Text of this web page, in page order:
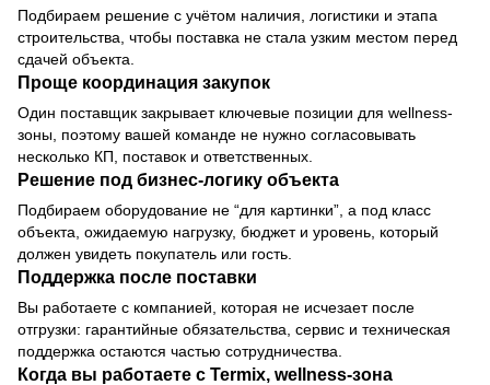
Подбираем решение с учётом наличия, логистики и этапа
строительства, чтобы поставка не стала узким местом перед
сдачей объекта.
Проще координация закупок
Один поставщик закрывает ключевые позиции для wellness-
зоны, поэтому вашей команде не нужно согласовывать
несколько КП, поставок и ответственных.
Решение под бизнес-логику объекта
Подбираем оборудование не “для картинки”, а под класс
объекта, ожидаемую нагрузку, бюджет и уровень, который
должен увидеть покупатель или гость.
Поддержка после поставки
Вы работаете с компанией, которая не исчезает после
отгрузки: гарантийные обязательства, сервис и техническая
поддержка остаются частью сотрудничества.
Когда вы работаете с Termix, wellness-зона